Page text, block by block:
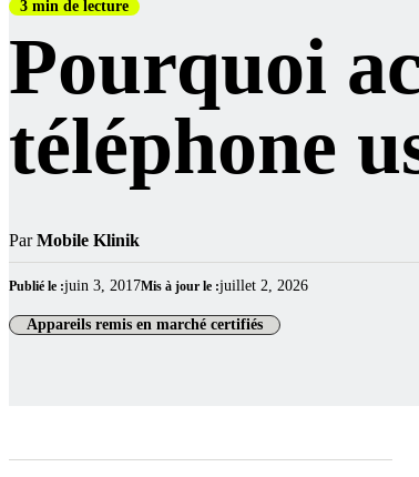
3 min de lecture
Pourquoi
téléphone
ParMobile Klinik
Publié le :juin 3, 2017Mis à jour le :juillet 2, 2026
Appareils remis en marché certifiés